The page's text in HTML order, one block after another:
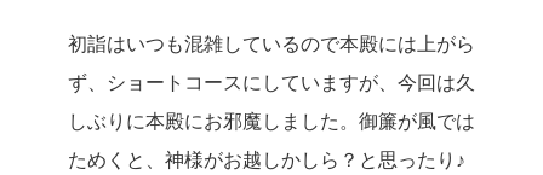
初詣はいつも混雑しているので本殿には上がら
ず、ショートコースにしていますが、今回は久
しぶりに本殿にお邪魔しました。御簾が風では
ためくと、神様がお越しかしら？と思ったり♪